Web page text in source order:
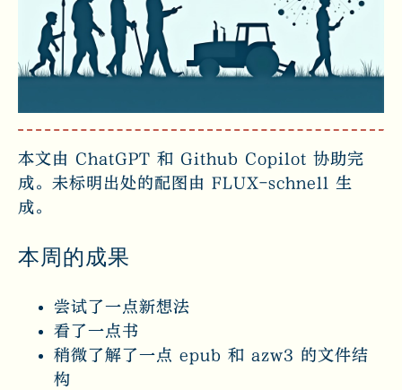
本文由 ChatGPT 和 Github Copilot 协助完
成。未标明出处的配图由 FLUX-schnell 生
成。
本周的成果
尝试了一点新想法
看了一点书
稍微了解了一点 epub 和 azw3 的文件结
构